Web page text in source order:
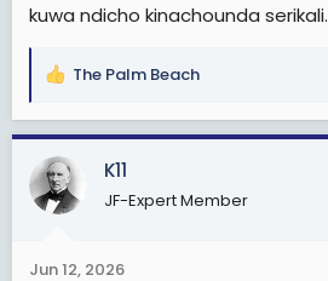
kuwa ndicho kinachounda serikali.
R
a
c
t
i
The Palm Beach
K11
JF-Expert Member
Jun 12, 2026